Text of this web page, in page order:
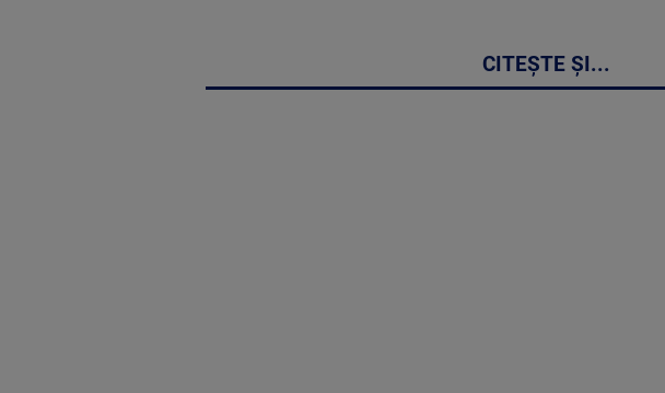
CITEȘTE ȘI...